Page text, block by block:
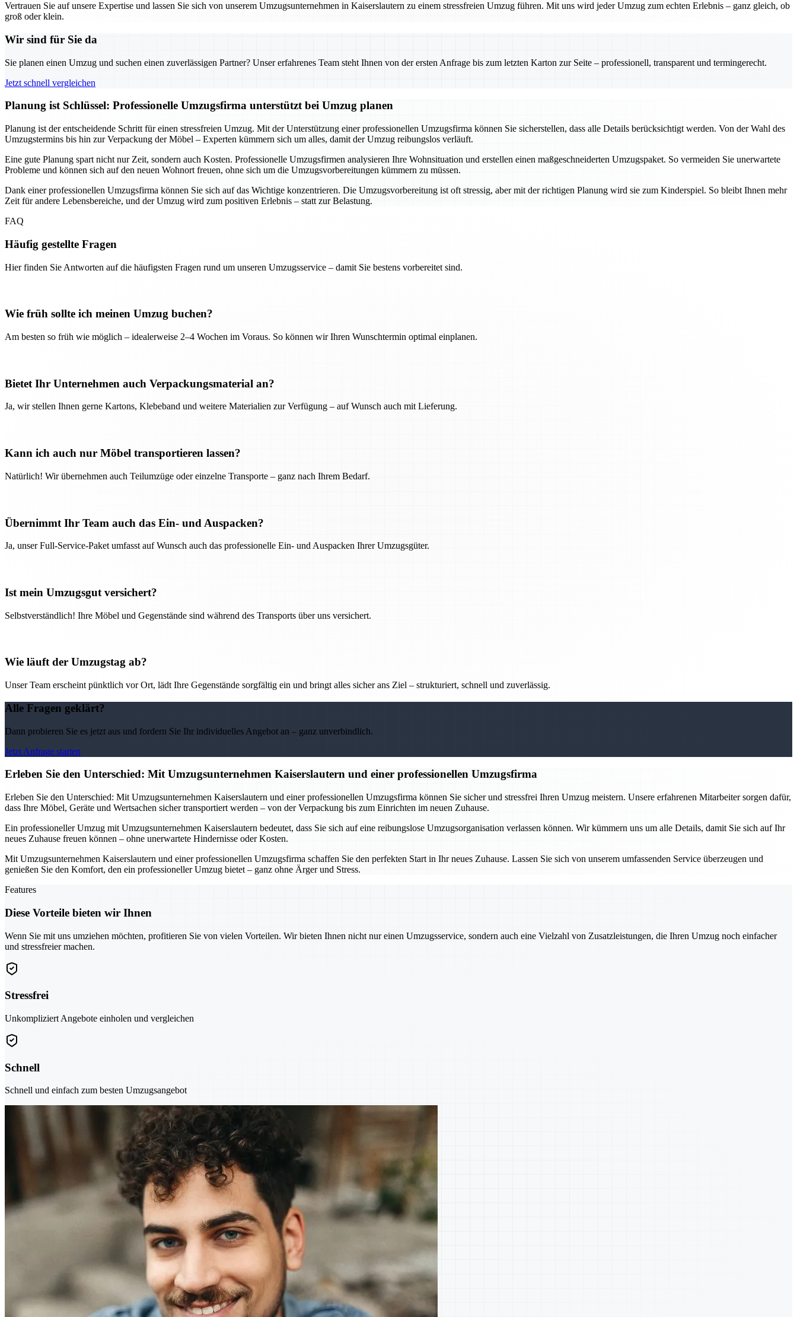
Vertrauen Sie auf unsere Expertise und lassen Sie sich von unserem Umzugsunternehmen in Kaiserslautern zu einem stressfreien Umzug führen. Mit uns wird jeder Umzug zum echten Erlebnis – ganz gleich, ob
groß oder klein.
Wir sind für Sie da
Sie planen einen Umzug und suchen einen zuverlässigen Partner? Unser erfahrenes Team steht Ihnen von der ersten Anfrage bis zum letzten Karton zur Seite – professionell, transparent und termingerecht.
Jetzt schnell vergleichen
Planung ist Schlüssel: Professionelle Umzugsfirma unterstützt bei Umzug planen
Planung ist der entscheidende Schritt für einen stressfreien Umzug. Mit der Unterstützung einer professionellen Umzugsfirma können Sie sicherstellen, dass alle Details berücksichtigt werden. Von der Wahl des
Umzugstermins bis hin zur Verpackung der Möbel – Experten kümmern sich um alles, damit der Umzug reibungslos verläuft.
Eine gute Planung spart nicht nur Zeit, sondern auch Kosten. Professionelle Umzugsfirmen analysieren Ihre Wohnsituation und erstellen einen maßgeschneiderten Umzugspaket. So vermeiden Sie unerwartete
Probleme und können sich auf den neuen Wohnort freuen, ohne sich um die Umzugsvorbereitungen kümmern zu müssen.
Dank einer professionellen Umzugsfirma können Sie sich auf das Wichtige konzentrieren. Die Umzugsvorbereitung ist oft stressig, aber mit der richtigen Planung wird sie zum Kinderspiel. So bleibt Ihnen mehr
Zeit für andere Lebensbereiche, und der Umzug wird zum positiven Erlebnis – statt zur Belastung.
FAQ
Häufig gestellte Fragen
Hier finden Sie Antworten auf die häufigsten Fragen rund um unseren Umzugsservice – damit Sie bestens vorbereitet sind.
Wie früh sollte ich meinen Umzug buchen?
Am besten so früh wie möglich – idealerweise 2–4 Wochen im Voraus. So können wir Ihren Wunschtermin optimal einplanen.
Bietet Ihr Unternehmen auch Verpackungsmaterial an?
Ja, wir stellen Ihnen gerne Kartons, Klebeband und weitere Materialien zur Verfügung – auf Wunsch auch mit Lieferung.
Kann ich auch nur Möbel transportieren lassen?
Natürlich! Wir übernehmen auch Teilumzüge oder einzelne Transporte – ganz nach Ihrem Bedarf.
Übernimmt Ihr Team auch das Ein- und Auspacken?
Ja, unser Full-Service-Paket umfasst auf Wunsch auch das professionelle Ein- und Auspacken Ihrer Umzugsgüter.
Ist mein Umzugsgut versichert?
Selbstverständlich! Ihre Möbel und Gegenstände sind während des Transports über uns versichert.
Wie läuft der Umzugstag ab?
Unser Team erscheint pünktlich vor Ort, lädt Ihre Gegenstände sorgfältig ein und bringt alles sicher ans Ziel – strukturiert, schnell und zuverlässig.
Alle Fragen geklärt?
Dann probieren Sie es jetzt aus und fordern Sie Ihr individuelles Angebot an – ganz unverbindlich.
Jetzt Anfrage starten
Erleben Sie den Unterschied: Mit Umzugsunternehmen Kaiserslautern und einer professionellen Umzugsfirma
Erleben Sie den Unterschied: Mit Umzugsunternehmen Kaiserslautern und einer professionellen Umzugsfirma können Sie sicher und stressfrei Ihren Umzug meistern. Unsere erfahrenen Mitarbeiter sorgen dafür,
dass Ihre Möbel, Geräte und Wertsachen sicher transportiert werden – von der Verpackung bis zum Einrichten im neuen Zuhause.
Ein professioneller Umzug mit Umzugsunternehmen Kaiserslautern bedeutet, dass Sie sich auf eine reibungslose Umzugsorganisation verlassen können. Wir kümmern uns um alle Details, damit Sie sich auf Ihr
neues Zuhause freuen können – ohne unerwartete Hindernisse oder Kosten.
Mit Umzugsunternehmen Kaiserslautern und einer professionellen Umzugsfirma schaffen Sie den perfekten Start in Ihr neues Zuhause. Lassen Sie sich von unserem umfassenden Service überzeugen und
genießen Sie den Komfort, den ein professioneller Umzug bietet – ganz ohne Ärger und Stress.
Features
Diese Vorteile bieten wir Ihnen
Wenn Sie mit uns umziehen möchten, profitieren Sie von vielen Vorteilen. Wir bieten Ihnen nicht nur einen Umzugsservice, sondern auch eine Vielzahl von Zusatzleistungen, die Ihren Umzug noch einfacher
und stressfreier machen.
Stressfrei
Unkompliziert Angebote einholen und vergleichen
Schnell
Schnell und einfach zum besten Umzugsangebot